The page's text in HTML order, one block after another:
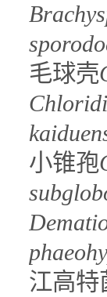
毛球壳
小锥孢
江高特